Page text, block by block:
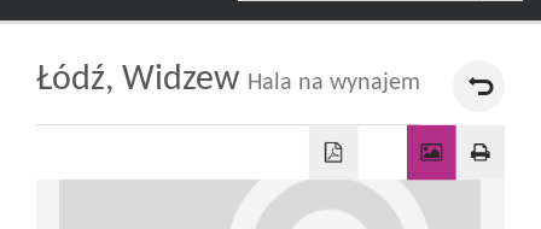
główna
O
Łódź, Widzew Hala na wynajem